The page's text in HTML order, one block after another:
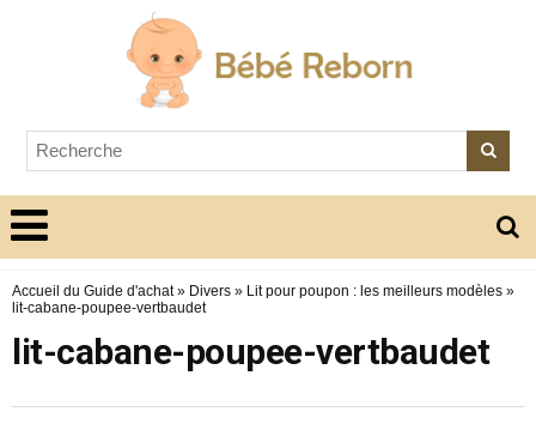
Accueil du Guide d'achat» Divers » Lit pour poupon : les meilleurs modèles »
lit-cabane-poupee-vertbaudet
lit-cabane-poupee-vertbaudet